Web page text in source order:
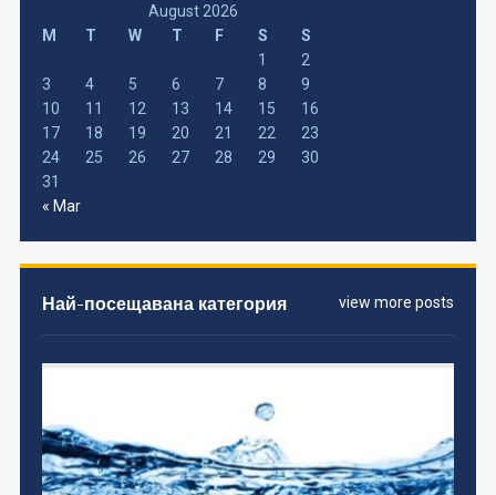
August 2026
M
T W T F S
S
1
2
3
4 5 6 7 8
9
10
11 12 13 14 15
16
17
18 19 20 21 22
23
24
25 26 27 28 29
30
31
« Mar
view more posts
Най-посещавана категория